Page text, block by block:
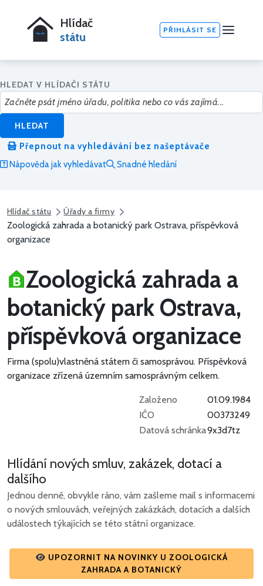
Hlídač
státu
PŘIHLÁSIT SE
HLEDAT V HLÍDAČI STÁTU
HLEDAT
Přepnout na vyhledávání bez našeptávače
Nápověda jak vyhledávat
Snadné hledání
Hlídač státu Úřady a firmy
Zoologická zahrada a botanický park Ostrava, příspěvková
organizace
Zoologická zahrada a
botanický park Ostrava,
příspěvková organizace
Firma (spolu)vlastněná státem či samosprávou. Příspěvková
organizace zřízená územním samosprávným celkem.
Založeno
01.09.1984
IČO
00373249
Datová schránka9x3d7tz
Hlídání nových smluv, zakázek, dotací a
dalšího
Jednou denně, obvykle ráno, vám zašleme mail s informacemi
o nových smlouvách, veřejných zakázkách, dotacích a dalších
událostech týkajících se této státní organizace.
UPOZORNIT NA NOVINKY U ZOOLOGICKÁ
ZAHRADA A BOTANICKÝ